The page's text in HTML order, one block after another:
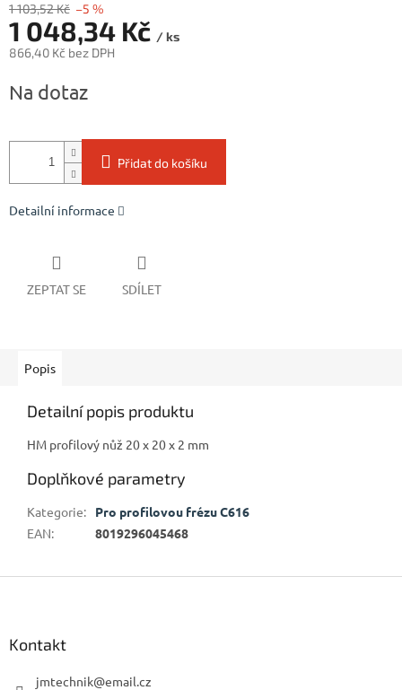
1 103,52 Kč –5 %
1 048,34 Kč / ks
866,40 Kč bez DPH
cena:
Na dotaz
Přidat do košíku
Detailní informace
ZEPTAT SE SDÍLET
Popis
Detailní popis produktu
HM profilový nůž 20 x 20 x 2 mm
Doplňkové parametry
Kategorie:
Pro profilovou frézu C616
EAN: 8019296045468
Kontakt
jmtechnik@email.cz